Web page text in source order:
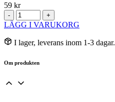
59 kr
-
Sonnentor
Timjan-
Salvia
Tepåsar
25g
+
LÄGG I VARUKORG
I lager, leverans inom 1-3 dagar.
Om produkten